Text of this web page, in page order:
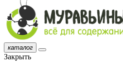
каталог
Закрыть